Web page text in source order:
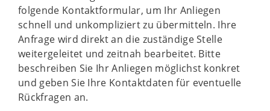
folgende Kontaktformular, um Ihr Anliegen
schnell und unkompliziert zu übermitteln. Ihre
Anfrage wird direkt an die zuständige Stelle
weitergeleitet und zeitnah bearbeitet. Bitte
beschreiben Sie Ihr Anliegen möglichst konkret
und geben Sie Ihre Kontaktdaten für eventuelle
Rückfragen an.